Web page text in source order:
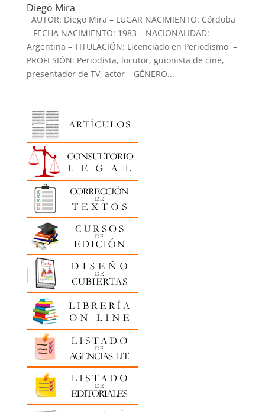
Diego Mira
AUTOR: Diego Mira – LUGAR NACIMIENTO: Córdoba
– FECHA NACIMIENTO: 1983 – NACIONALIDAD:
Argentina – TITULACIÓN: Licenciado en Periodismo –
PROFESIÓN: Periodista, locutor, guionista de cine,
presentador de TV, actor – GÉNERO...